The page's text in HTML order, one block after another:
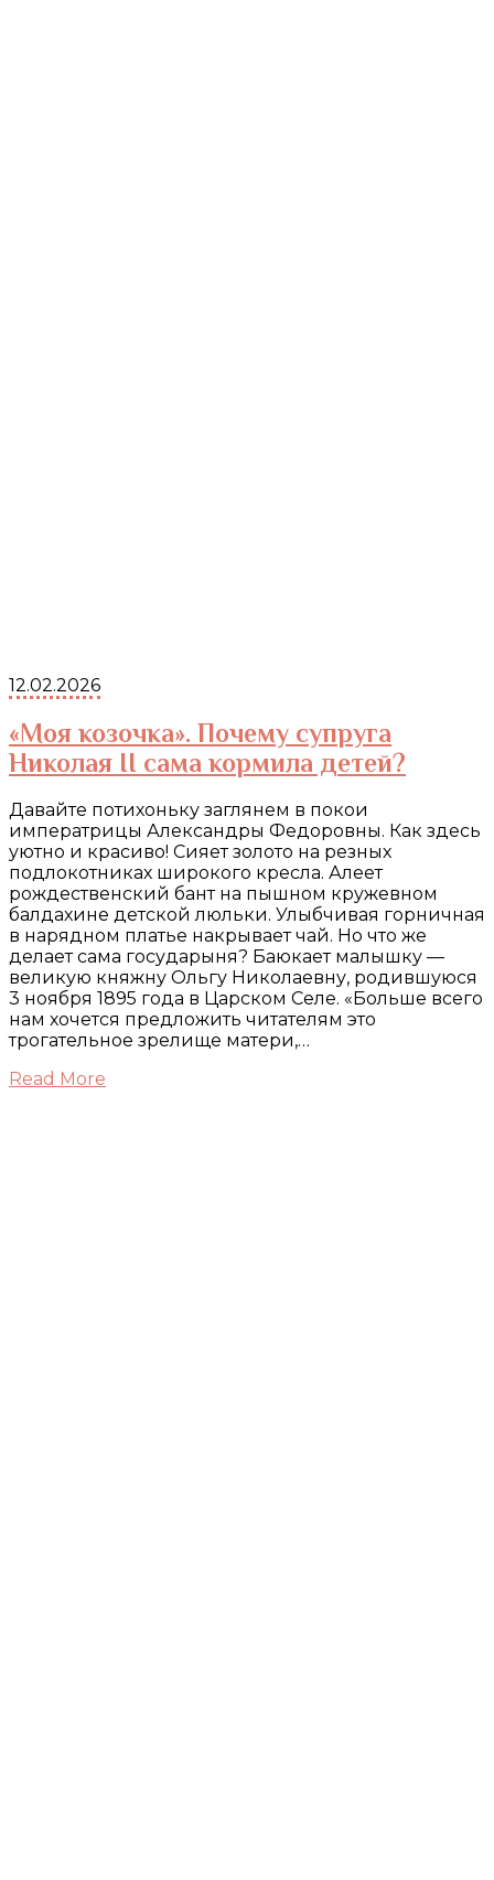
12.02.2026
«Моя козочка». Почему супруга
Николая II сама кормила детей?
Давайте потихоньку заглянем в покои
императрицы Александры Федоровны. Как здесь
уютно и красиво! Сияет золото на резных
подлокотниках широкого кресла. Алеет
рождественский бант на пышном кружевном
балдахине детской люльки. Улыбчивая горничная
в нарядном платье накрывает чай. Но что же
делает сама государыня? Баюкает малышку —
великую княжну Ольгу Николаевну, родившуюся
3 ноября 1895 года в Царском Селе. «Больше всего
нам хочется предложить читателям это
трогательное зрелище матери,…
Read More